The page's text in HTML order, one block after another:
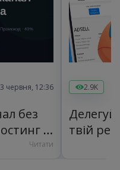
3 червня, 12:36
без
у
Читати
2.9K
Делегуй
твій